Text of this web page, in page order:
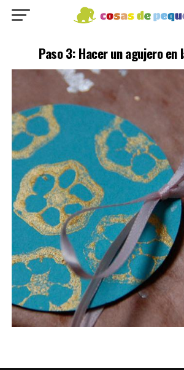
Paso 3: Hacer un agujero